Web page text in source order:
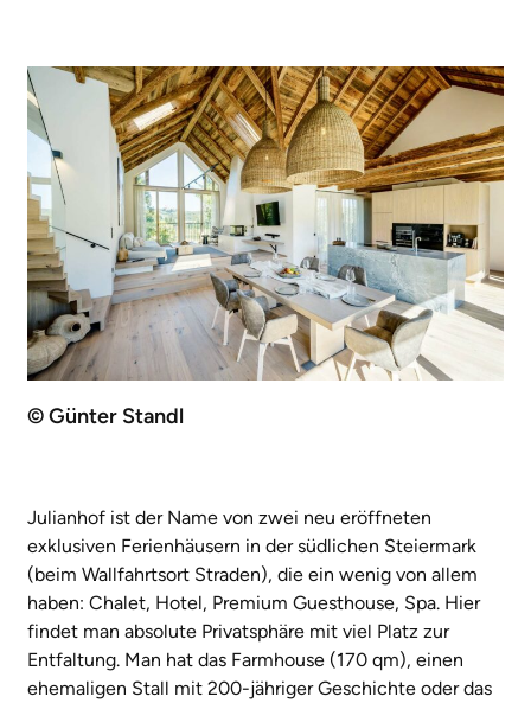
© Günter Standl
Julianhof ist der Name von zwei neu eröffneten
exklusiven Ferienhäusern in der südlichen Steiermark
(beim Wallfahrtsort Straden), die ein wenig von allem
haben: Chalet, Hotel, Premium Guesthouse, Spa. Hier
findet man absolute Privatsphäre mit viel Platz zur
Entfaltung. Man hat das Farmhouse (170 qm), einen
ehemaligen Stall mit 200-jähriger Geschichte oder das